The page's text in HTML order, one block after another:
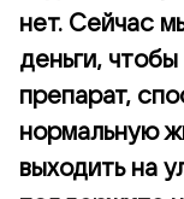
нет. Сейчас
деньги,
препарат,
нормальную
выходить на